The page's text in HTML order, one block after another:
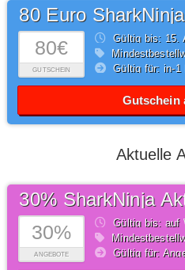
80€
GUTSCHEIN
80 Euro
Gültig bis: 15.
Gültig für: in-1
Gutschein
Aktuelle
30%
ANGEBOTE
30% SharkNinja
Gültig bis: auf
Gültig für: